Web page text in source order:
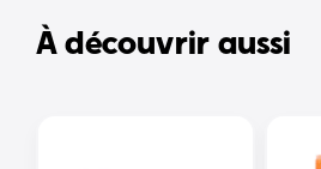
À découvrir aussi